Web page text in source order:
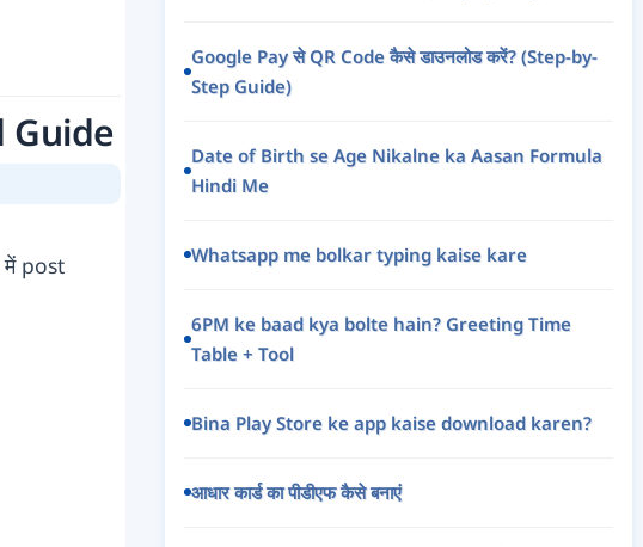
Guide
में post
Google Pay से QR Code कैसे डाउनलोड करें? (Step-by-
Step Guide)
Date of Birth se Age Nikalne ka Aasan Formula
Hindi Me
Whatsapp me bolkar typing kaise kare
6PM ke baad kya bolte hain? Greeting Time
Table + Tool
Bina Play Store ke app kaise download karen?
आधार कार्ड का पीडीएफ कैसे बनाएं